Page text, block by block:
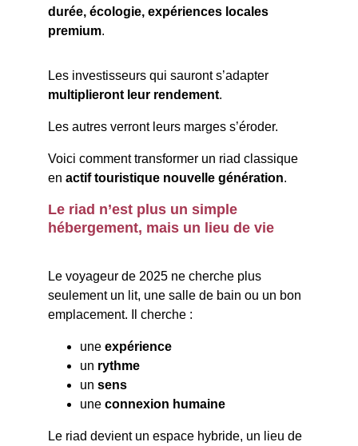
durée, écologie, expériences locales
premium.
Les investisseurs qui sauront s’adapter
multiplieront leur rendement.
Les autres verront leurs marges s’éroder.
Voici comment transformer un riad classique
en actif touristique nouvelle génération.
Le riad n’est plus un simple
hébergement, mais un lieu de vie
Le voyageur de 2025 ne cherche plus
seulement un lit, une salle de bain ou un bon
emplacement. Il cherche :
une expérience
un rythme
un sens
une connexion humaine
Le riad devient un espace hybride, un lieu de